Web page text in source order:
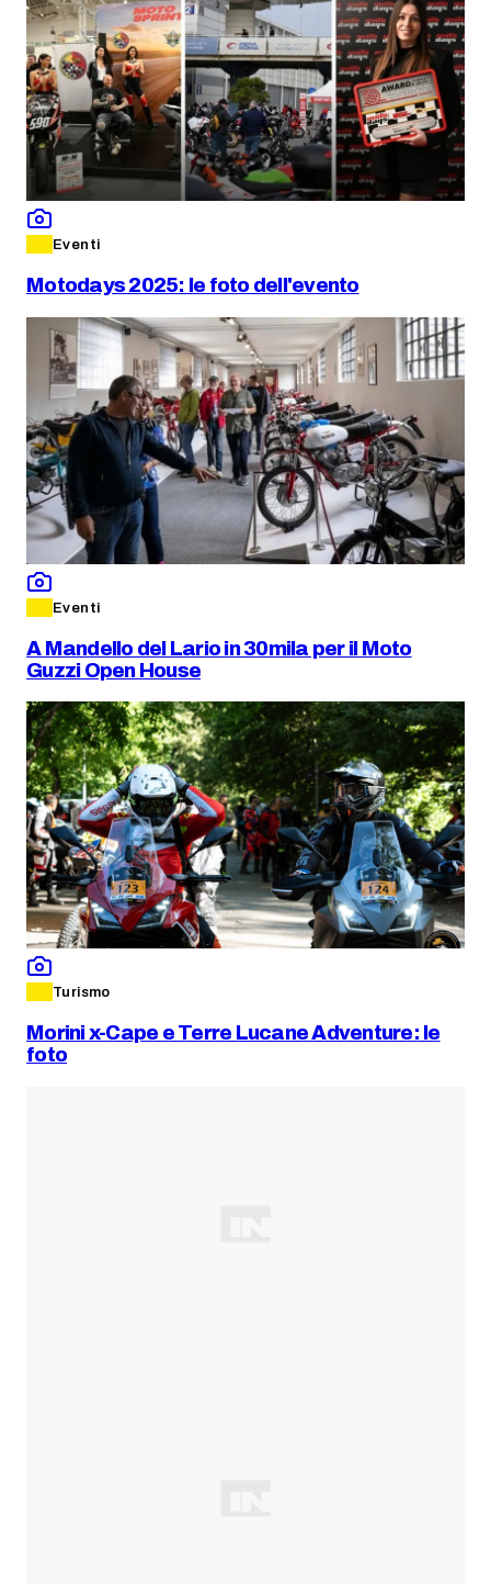
Eventi
Motodays 2025: le foto dell'evento
Eventi
A Mandello del Lario in 30mila per il Moto
Guzzi Open House
Turismo
Morini x-Cape e Terre Lucane Adventure: le
foto